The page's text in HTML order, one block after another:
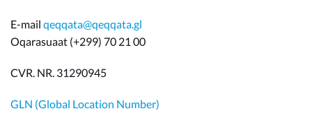
E-mail qeqqata@qeqqata.gl
Oqarasuaat (+299) 70 21 00
CVR. NR. 31290945
GLN (Global Location Number)